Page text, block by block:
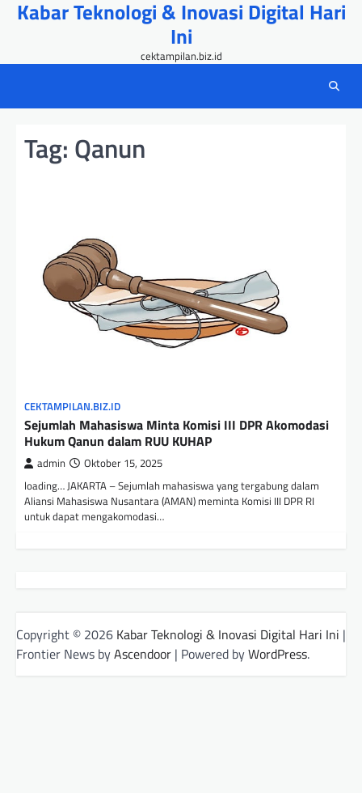
SkipKabar Teknologi & Inovasi Digital Hari
Ini
cektampilan.biz.id
Tag: Qanun
CEKTAMPILAN.BIZ.ID
Sejumlah Mahasiswa Minta Komisi III DPR Akomodasi
Hukum Qanun dalam RUU KUHAP
admin Oktober 15, 2025
loading… JAKARTA – Sejumlah mahasiswa yang tergabung dalam
Aliansi Mahasiswa Nusantara (AMAN) meminta Komisi III DPR RI
untuk dapat mengakomodasi…
Copyright © 2026 Kabar Teknologi & Inovasi Digital Hari Ini |
Frontier News byAscendoor | Powered byWordPress.